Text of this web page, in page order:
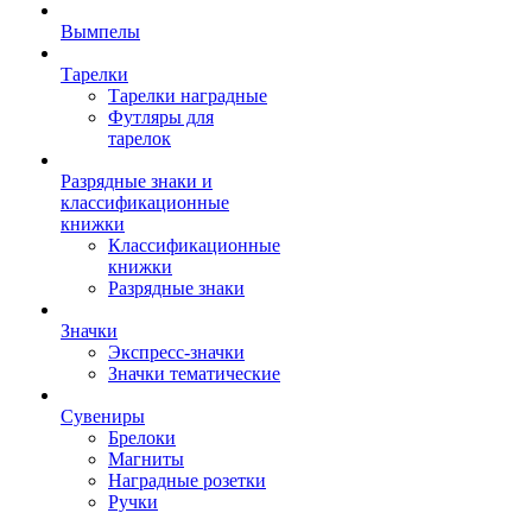
Вымпелы
Тарелки
Тарелки наградные
Футляры для
тарелок
Разрядные знаки и
классификационные
книжки
Классификационные
книжки
Разрядные знаки
Значки
Экспресс-значки
Значки тематические
Сувениры
Брелоки
Магниты
Наградные розетки
Ручки